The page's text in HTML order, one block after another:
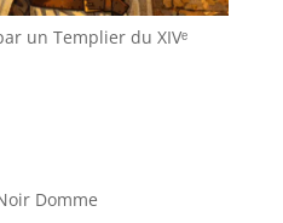
un Templier du XIVᵉ
Domme